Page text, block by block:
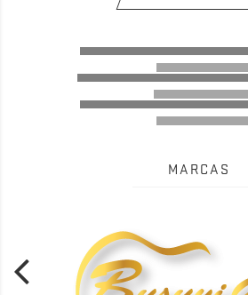
MARCAS